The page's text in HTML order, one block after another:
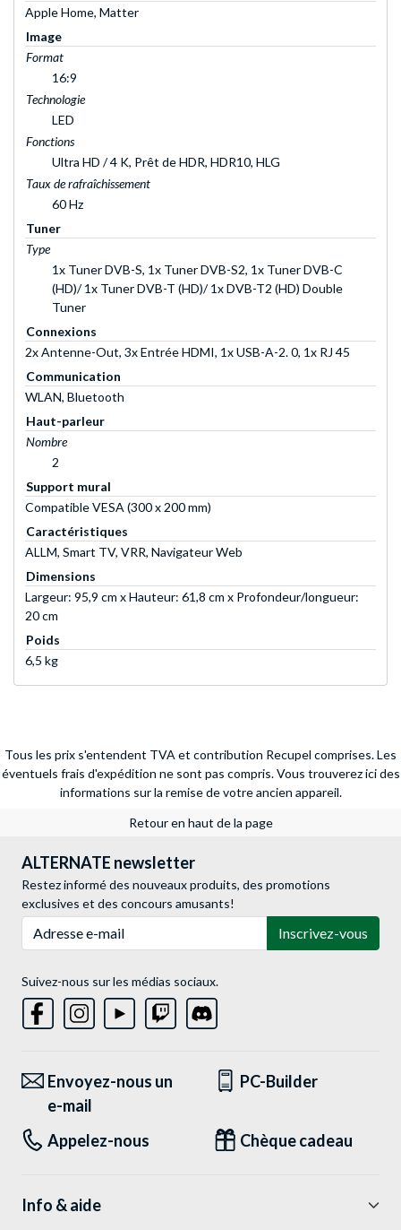
Apple Home, Matter
Image
Format
16:9
Technologie
LED
Fonctions
Ultra HD / 4 K, Prêt de HDR, HDR10, HLG
Taux de rafraîchissement
60 Hz
Tuner
Type
1x Tuner DVB-S, 1x Tuner DVB-S2, 1x Tuner DVB-C
(HD)/ 1x Tuner DVB-T (HD)/ 1x DVB-T2 (HD) Double
Tuner
Connexions
2x Antenne-Out, 3x Entrée HDMI, 1x USB-A-2. 0, 1x RJ 45
Communication
WLAN, Bluetooth
Haut-parleur
Nombre
2
Support mural
Compatible VESA (300 x 200 mm)
Caractéristiques
ALLM, Smart TV, VRR, Navigateur Web
Dimensions
Largeur: 95,9 cm x Hauteur: 61,8 cm x Profondeur/longueur:
20 cm
Poids
6,5 kg
Tous les prix s'entendent TVA et contribution Recupel comprises. Les
éventuels frais d'expédition ne sont pas compris. Vous trouverez ici des
informations sur la remise de votre ancien appareil.
Retour en haut de la page
ALTERNATE newsletter
Restez informé des nouveaux produits, des promotions
exclusives et des concours amusants!
Inscrivez-vous
Suivez-nous sur les médias sociaux.
Envoyez-nous un
e-mail
PC-Builder
Appelez-nous Chèque cadeau
Info & aide